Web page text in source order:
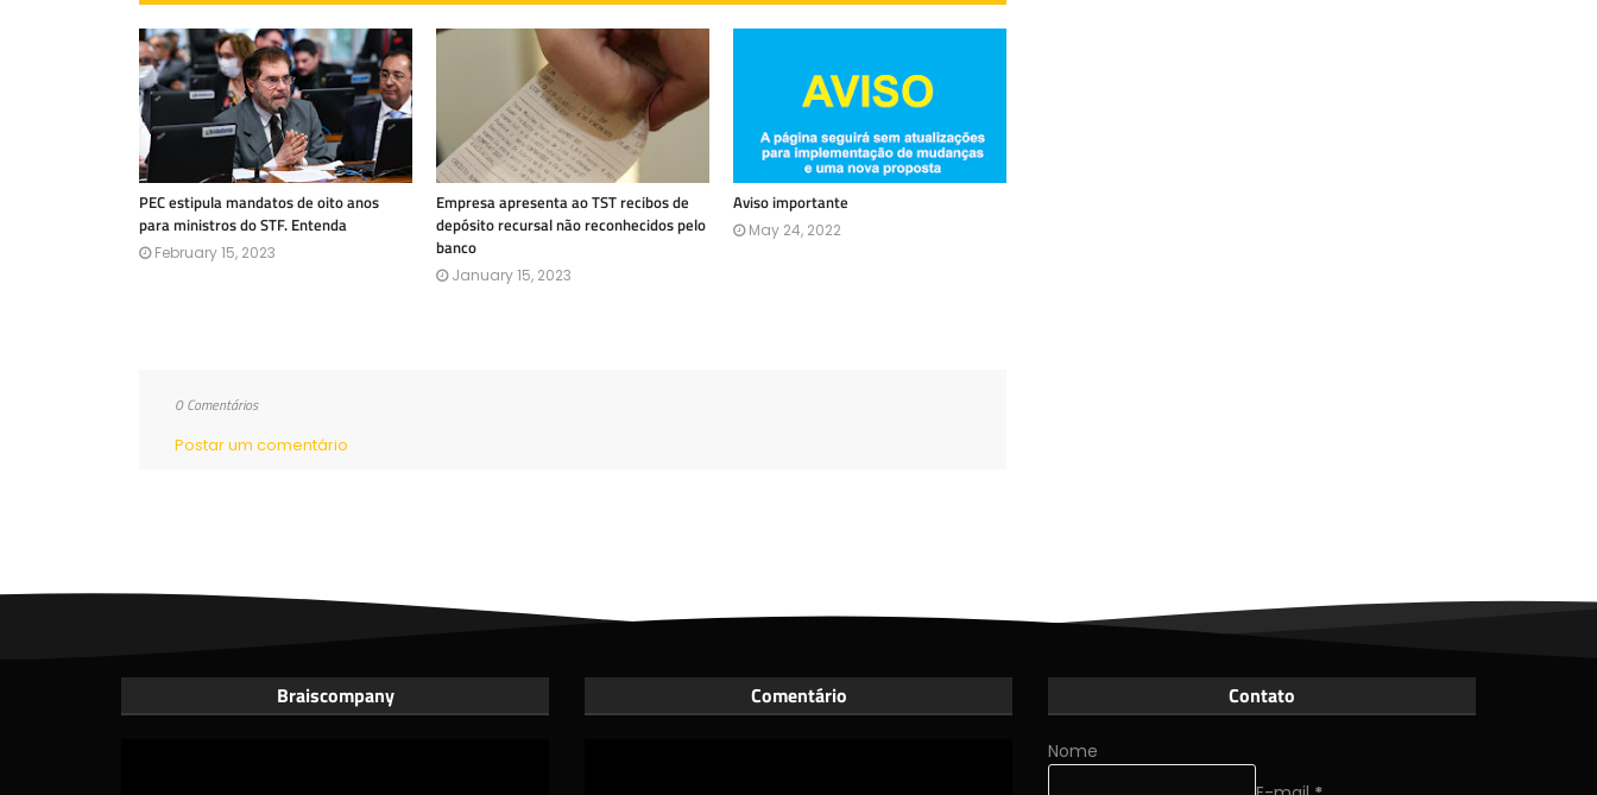
PEC estipula mandatos de oito anos
para ministros do STF. Entenda
February 15, 2023
Empresa apresenta ao TST recibos de
depósito recursal não reconhecidos pelo
banco
January 15, 2023
Aviso importante
May 24, 2022
0 Comentários
Postar um comentário
Braiscompany Comentário Contato
Nome